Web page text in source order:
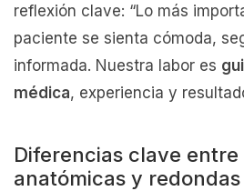
reflexión clave: “Lo más
paciente se sienta cómoda,
informada. Nuestra labor es
médica, experiencia y
Diferencias clave entre
anatómicas y redondas